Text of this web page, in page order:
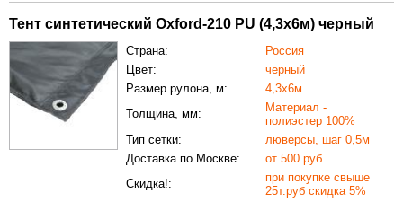
Тент синтетический Oxford-210 PU (4,3х6м) черный
Страна:
Россия
Цвет:
черный
Размер рулона, м:
4,3х6м
Толщина, мм:
Материал -
полиэстер 100%
Тип сетки:
люверсы, шаг 0,5м
Доставка по Москве:
от 500 руб
Скидка!:
при покупке свыше
25т.руб скидка 5%